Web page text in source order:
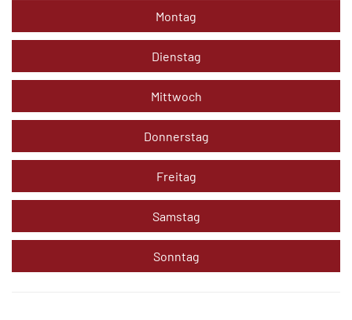
Montag
Dienstag
Mittwoch
Donnerstag
Freitag
Samstag
Sonntag